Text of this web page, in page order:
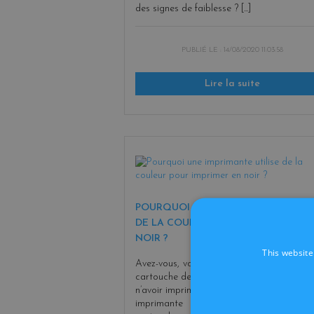
des signes de faiblesse ? [...]
PUBLIÉ LE : 14/08/2020 11:03:58
Lire la suite
POURQUOI UNE IMPRIMANTE UTILISE
DE LA COULEUR POUR IMPRIMER EN
NOIR ?
Avez-vous, vous aussi, déjà du remplacer
cartouche de couleur alors qu’il vous
n’avoir imprimé qu’en noir ? Effectivement,
imprimante n’utilise pas toujours
This